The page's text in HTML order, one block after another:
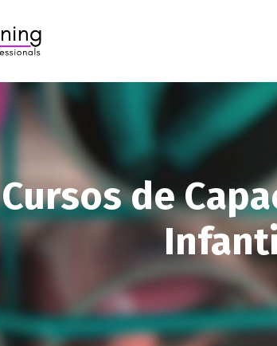
Cursos de